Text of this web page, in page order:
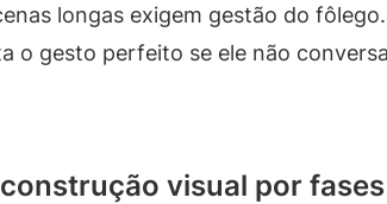
longas exigem gestão do
o gesto perfeito se ele não
visual por fases